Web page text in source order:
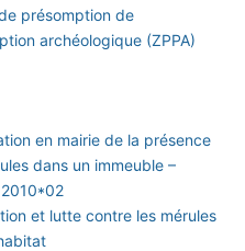
présomption de
archéologique (ZPPA)
en mairie de la présence
dans un immeuble –
et lutte contre les mérules